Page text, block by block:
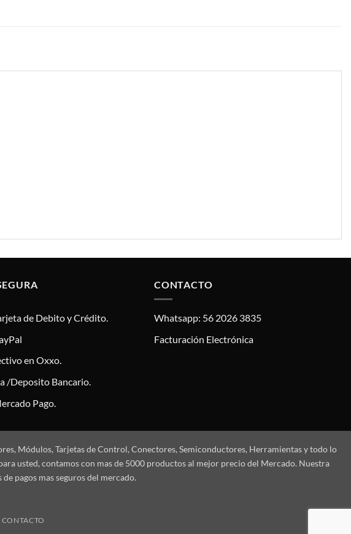
de Debito y Crédito.
en Oxxo.
/Deposito Bancario.
Pago.
CONTACTO
Whatsapp: 56 2026 3835
Facturación Electrónica
Módulos, Tarjetas de Control, Conectores, Semiconductores, Herramientas y todo lo
usted, contamos con mas de 5000 productos al mejor precio del Mercado. Nuestra
pagos mas seguros del mercado.
CONTACTO